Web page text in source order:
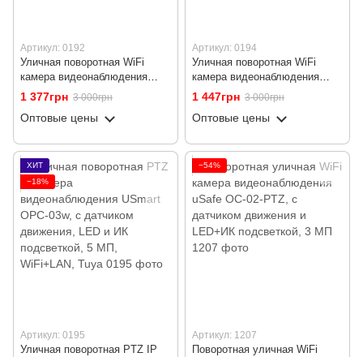
Артикул: 0192
Уличная поворотная WiFi
камера видеонаблюдения
USmart OPC-04W, с
прожектором, приложением
Tuya, 3 МП, PTZ
1 377грн 3 000грн
Оптовые цены
Артикул: 0194
Уличная поворотная WiFi
камера видеонаблюдения
USmart OPC-02w, с
прожектором и ночной
подсветкой, 3 Мп, PTZ, Tuya
1 447грн 3 000грн
Оптовые цены
ХИТ
−18%
Артикул: 0195
Уличная поворотная PTZ IP
−54%
Артикул: 1207
Поворотная уличная WiFi